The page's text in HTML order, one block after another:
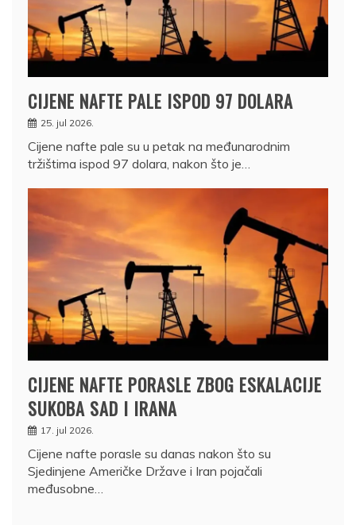
CIJENE NAFTE PALE ISPOD 97 DOLARA
25. jul 2026.
Cijene nafte pale su u petak na međunarodnim
tržištima ispod 97 dolara, nakon što je…
CIJENE NAFTE PORASLE ZBOG ESKALACIJE
SUKOBA SAD I IRANA
17. jul 2026.
Cijene nafte porasle su danas nakon što su
Sjedinjene Američke Države i Iran pojačali
međusobne…